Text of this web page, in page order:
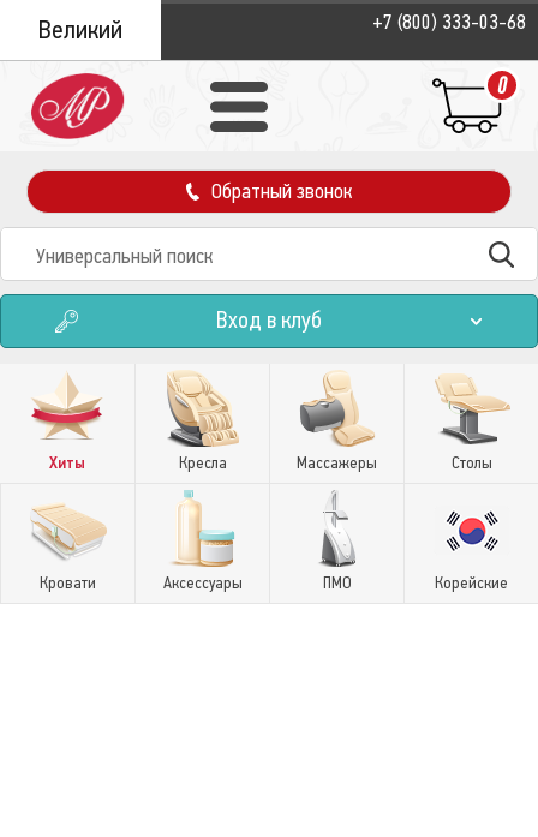
Великий
Новгород
+7 (800) 333-03-68
0
Обратный звонок
Вход в клуб
Хиты Кресла Массажеры Столы
Кровати Аксессуары ПМО Корейские